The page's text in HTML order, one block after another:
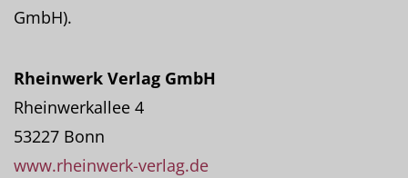
GmbH).
Rheinwerk Verlag GmbH
Rheinwerkallee 4
53227 Bonn
www.rheinwerk-verlag.de